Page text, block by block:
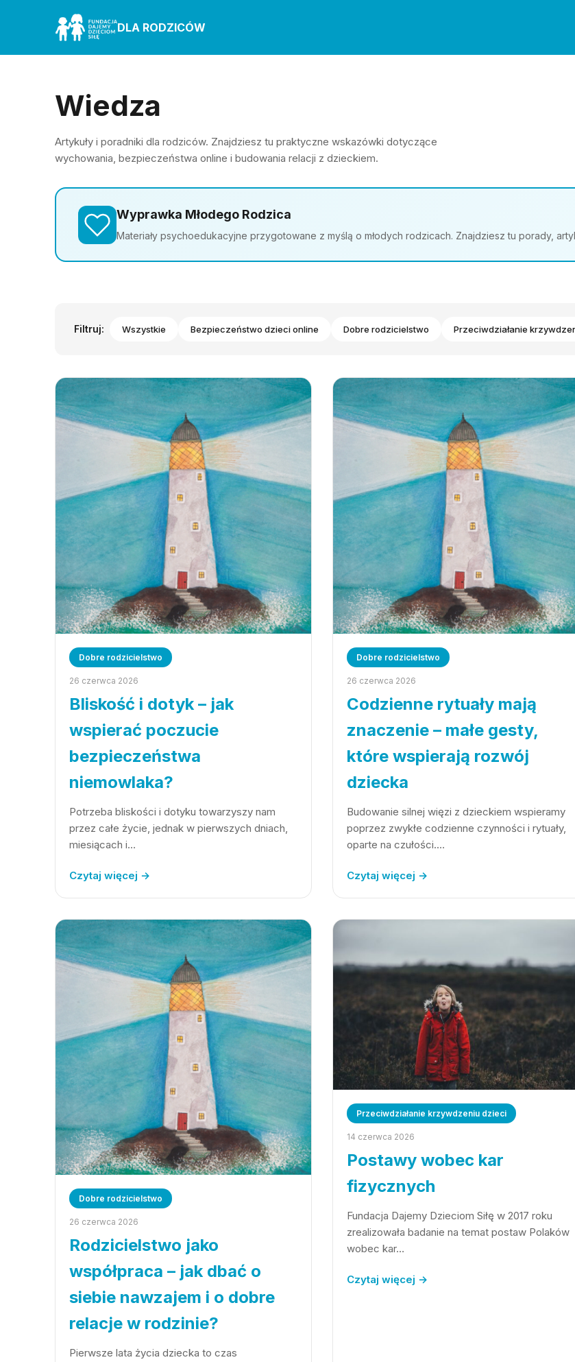
DLA RODZICÓW
Wiedza
Artykuły i poradniki dla rodziców. Znajdziesz tu praktyczne wskazówki dotyczące
wychowania, bezpieczeństwa online i budowania relacji z dzieckiem.
Wyprawka Młodego Rodzica
Materiały psychoedukacyjne przygotowane z myślą o młodych rodzicach. Znajdziesz tu porady,
Filtruj: Wszystkie Bezpieczeństwo dzieci online Dobre rodzicielstwo Przeciwdziałanie
Dobre rodzicielstwo
26 czerwca 2026
Bliskość i dotyk – jak
wspierać poczucie
bezpieczeństwa
niemowlaka?
Potrzeba bliskości i dotyku towarzyszy nam
przez całe życie, jednak w pierwszych dniach,
miesiącach i…
Czytaj więcej →
Dobre rodzicielstwo
26 czerwca 2026
Codzienne rytuały mają
znaczenie – małe gesty,
które wspierają rozwój
dziecka
Budowanie silnej więzi z dzieckiem wspieramy
poprzez zwykłe codzienne czynności i rytuały,
oparte na czułości.…
Czytaj więcej →
Dobre rodzicielstwo
26 czerwca 2026
Rodzicielstwo jako
współpraca – jak dbać o
siebie nawzajem i o dobre
relacje w rodzinie?
Pierwsze lata życia dziecka to czas
Przeciwdziałanie krzywdzeniu dzieci
14 czerwca 2026
Postawy wobec kar
fizycznych
Fundacja Dajemy Dzieciom Siłę w 2017 roku
zrealizowała badanie na temat postaw Polaków
wobec kar…
Czytaj więcej →